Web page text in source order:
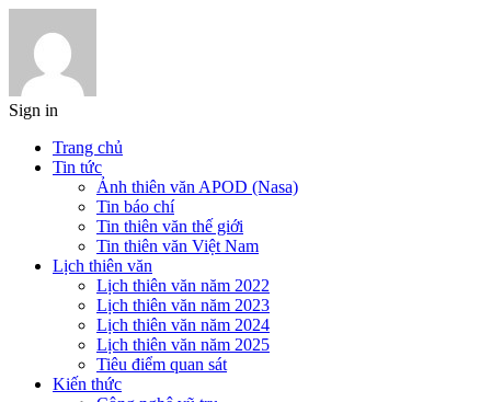
Sign in
Trang chủ
Tin tức
Ảnh thiên văn APOD (Nasa)
Tin báo chí
Tin thiên văn thế giới
Tin thiên văn Việt Nam
Lịch thiên văn
Lịch thiên văn năm 2022
Lịch thiên văn năm 2023
Lịch thiên văn năm 2024
Lịch thiên văn năm 2025
Tiêu điểm quan sát
Kiến thức